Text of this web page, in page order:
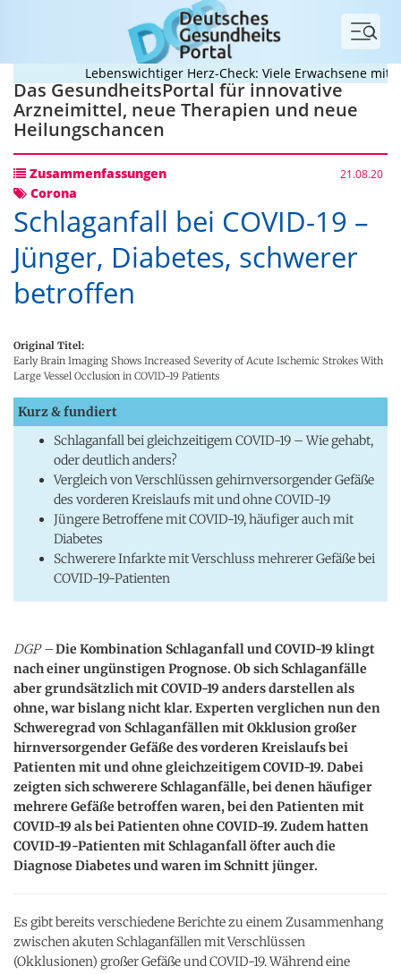
Menü
Lebenswichtiger Herz-Check: Viele Erwachsene mit
Das GesundheitsPortal für innovative
Arzneimittel, neue Therapien und neue
Heilungschancen
Zusammenfassungen 21.08.20
Corona
Schlaganfall bei COVID-19 –
Jünger, Diabetes, schwerer
betroffen
Original Titel:
Early Brain Imaging Shows Increased Severity of Acute Ischemic Strokes With
Large Vessel Occlusion in COVID-19 Patients
Kurz & fundiert
Schlaganfall bei gleichzeitigem COVID-19 – Wie gehabt,
oder deutlich anders?
Vergleich von Verschlüssen gehirnversorgender Gefäße
des vorderen Kreislaufs mit und ohne COVID-19
Jüngere Betroffene mit COVID-19, häufiger auch mit
Diabetes
Schwerere Infarkte mit Verschluss mehrerer Gefäße bei
COVID-19-Patienten
DGP –Die Kombination Schlaganfall und COVID-19 klingt
nach einer ungünstigen Prognose. Ob sich Schlaganfälle
aber grundsätzlich mit COVID-19 anders darstellen als
ohne, war bislang nicht klar. Experten verglichen nun den
Schweregrad von Schlaganfällen mit Okklusion großer
hirnversorgender Gefäße des vorderen Kreislaufs bei
Patienten mit und ohne gleichzeitigem COVID-19. Dabei
zeigten sich schwerere Schlaganfälle, bei denen häufiger
mehrere Gefäße betroffen waren, bei den Patienten mit
COVID-19 als bei Patienten ohne COVID-19. Zudem hatten
COVID-19-Patienten mit Schlaganfall öfter auch die
Diagnose Diabetes und waren im Schnitt jünger.
Es gibt bereits verschiedene Berichte zu einem Zusammenhang
zwischen akuten Schlaganfällen mit Verschlüssen
(Okklusionen) großer Gefäße und COVID-19. Während eine